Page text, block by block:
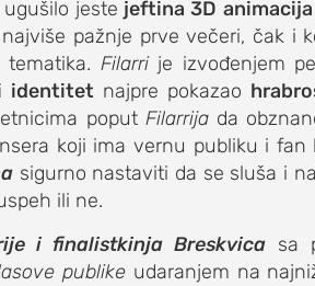
jeste jeftina 3D
pažnje prve večeri, čak i
Filarrije izvođenjem
identitet najpre pokazao
poput Filarrijada
koji ima vernu publiku i fan
sigurno nastaviti da se sluša i
ili ne.
i finalistkinja Breskvica sa
publike udaranjem na